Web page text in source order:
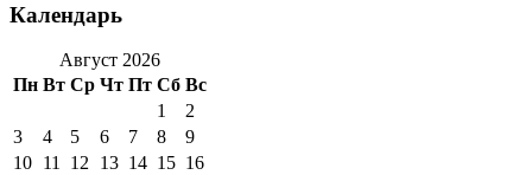
Календарь
Август 2026
Пн Вт Ср Чт Пт Сб Вс
1
2
3
4 5 6 7 8
9
10 11 12 13 14 15 16